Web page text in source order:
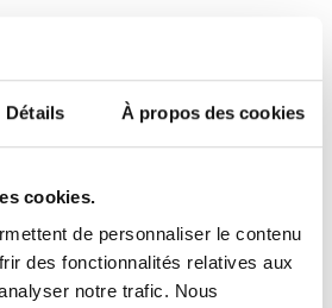
Détails À propos des cookies
cookies.
de personnaliser le contenu
des fonctionnalités relatives aux
notre trafic. Nous